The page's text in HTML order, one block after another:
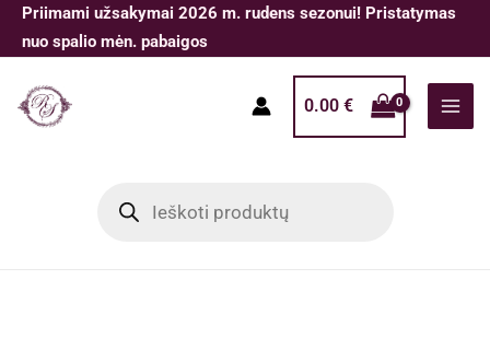
Pereiti
prie
Priimami užsakymai 2026 m. rudens sezonui! Pristatymas
nuo spalio mėn. pabaigos
0.00 €
search